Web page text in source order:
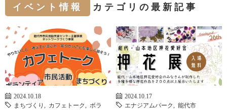
イベント情報 カテゴリの最新記事
2024.10.18
まちづくり
カフェトーク
ボラ
2024.10.17
エナジアムパーク
能代市